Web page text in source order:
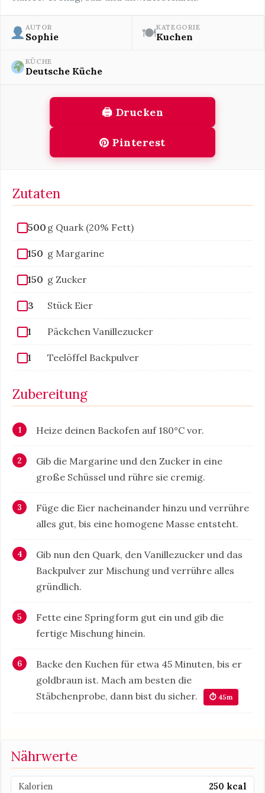
AUTOR
Sophie 🍽KATEGORIE
Kuchen
KÜCHE
Deutsche Küche
🖨 Drucken
Pinterest
Zutaten
500 g Quark (20% Fett)
150 g Margarine
150 g Zucker
3 Stück Eier
1 Päckchen Vanillezucker
1 Teelöffel Backpulver
Zubereitung
Heize deinen Backofen auf 180°C vor.
Gib die Margarine und den Zucker in eine
große Schüssel und rühre sie cremig.
Füge die Eier nacheinander hinzu und verrühre
alles gut, bis eine homogene Masse entsteht.
Gib nun den Quark, den Vanillezucker und das
Backpulver zur Mischung und verrühre alles
gründlich.
Fette eine Springform gut ein und gib die
fertige Mischung hinein.
Backe den Kuchen für etwa 45 Minuten, bis er
goldbraun ist. Mach am besten die
Stäbchenprobe, dann bist du sicher.
⏱ 45m
Nährwerte
Kalorien
250 kcal